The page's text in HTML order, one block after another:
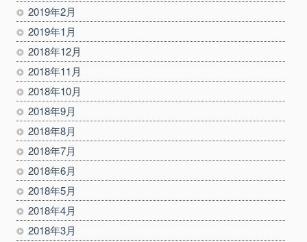
2019年2月
2019年1月
2018年12月
2018年11月
2018年10月
2018年9月
2018年8月
2018年7月
2018年6月
2018年5月
2018年4月
2018年3月